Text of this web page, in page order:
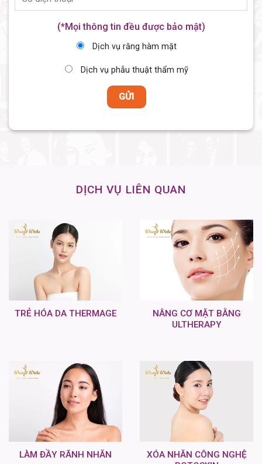
(*Mọi thông tin đều được bảo mật)
Dịch vụ răng hàm mặt
Dịch vụ phẫu thuật thẩm mỹ
DỊCH VỤ LIÊN QUAN
TRẺ HÓA DA THERMAGE
NÂNG CƠ MẶT BẰNG
ULTHERAPY
LÀM ĐẦY RÃNH NHĂN
XÓA NHĂN CÔNG NGHỆ